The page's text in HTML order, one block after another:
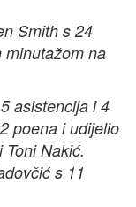
Smith s 24
minutažom na
asistencija i 4
poena i udijelio
Nakić.
s 11